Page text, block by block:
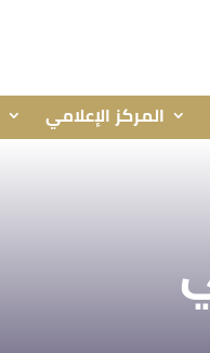
المركز الإعلامي